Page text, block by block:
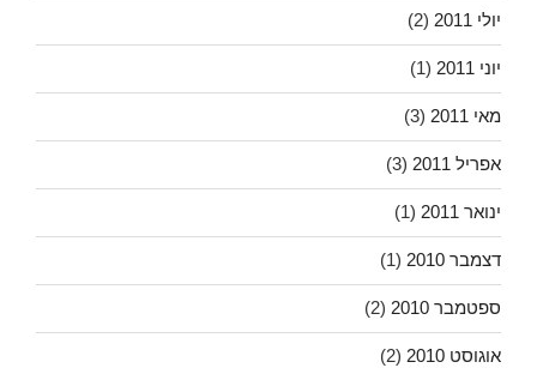
יולי 2011 (2)
יוני 2011 (1)
מאי 2011 (3)
אפריל 2011 (3)
ינואר 2011 (1)
דצמבר 2010 (1)
ספטמבר 2010 (2)
אוגוסט 2010 (2)